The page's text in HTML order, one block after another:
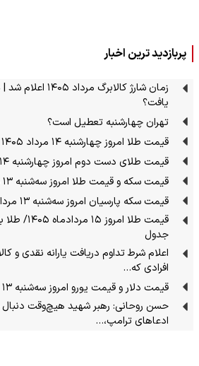
پربازدید ترین اخبار
زمان شارژ
یافت؟
تهران چهارشنبه تعطیل است؟
قیمت طلا امروز چهارشنبه ۱۴ مرداد ۱۴۰۵ / طلای ۱۸ عیار امروز چند؟
قیمت طلای دست دوم امروز چهارشنبه ۱۴ مرداد ۱۴۰۵
قیمت سکه و قیمت طلا امروز سه‌شنبه ۱۳ مرداد ۱۴۰۵ + جدول
قیمت سکه پارسیان امروز سه‌شنبه ۱۳ مرداد ۱۴۰۵ + جدول
قیمت طلا
جدول
اعلام شرط تداوم دریافت یارانه نقدی و
افرادی که…
قیمت دلار و قیمت یورو امروز سه‌شنبه ۱۳ مرداد ۱۴۰۵ + جدول
حسن روحانی: رهبر شهید هیچ‌وقت
ادعاهای ترامپ،…